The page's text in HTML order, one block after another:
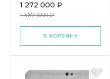
1 272 000 ₽
1 367 658 ₽
В КОРЗИНУ